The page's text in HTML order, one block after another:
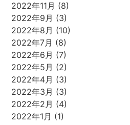
2022年11月 (8)
2022年9月 (3)
2022年8月 (10)
2022年7月 (8)
2022年6月 (7)
2022年5月 (2)
2022年4月 (3)
2022年3月 (3)
2022年2月 (4)
2022年1月 (1)